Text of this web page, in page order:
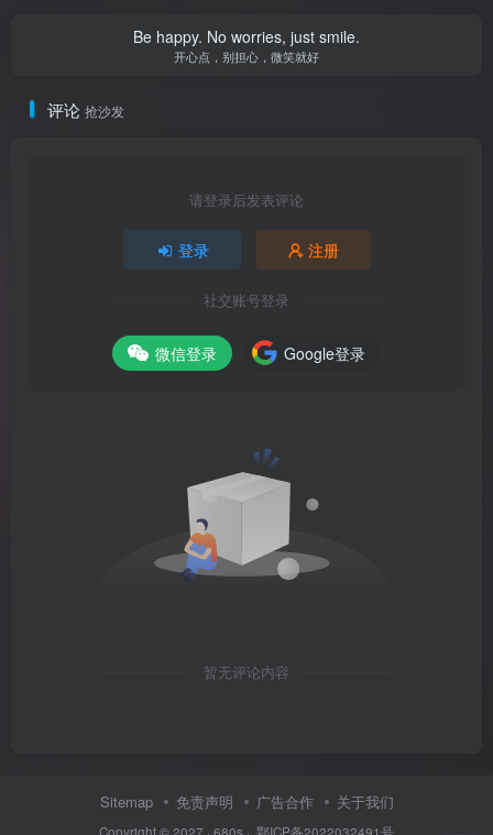
Be happy. No worries, just smile.
开心点，别担心，微笑就好
评论 抢沙发
请登录后发表评论
登录 注册
社交账号登录
微信登录 Google登录
暂无评论内容
Sitemap 免责声明 广告合作 关于我们
Copyright © 2027 · 680s · 鄂ICP备2022032491号